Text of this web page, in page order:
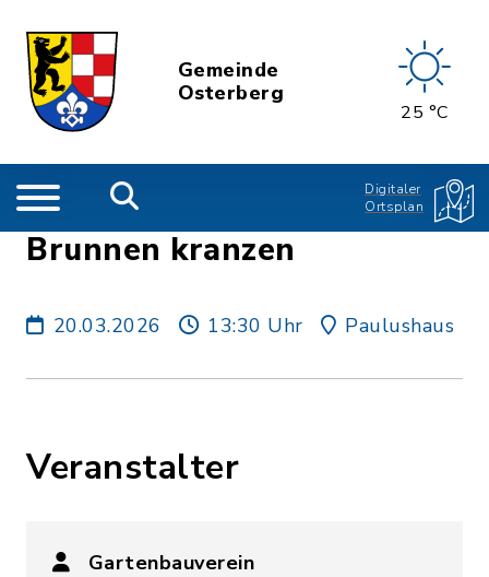
Gemeinde
Osterberg
25 °C
Digitaler
Ortsplan
Brunnen kranzen
20.03.2026 13:30 Uhr Paulushaus
Veranstalter
Gartenbauverein